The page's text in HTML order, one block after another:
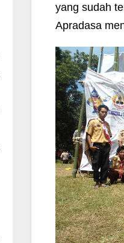
yang sudah
Apradasa